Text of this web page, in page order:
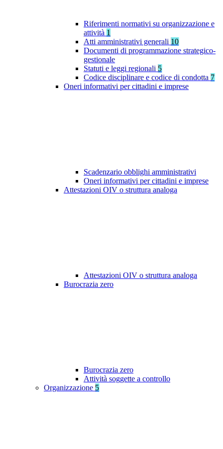
Riferimenti normativi su organizzazione e
attività 1
Atti amministrativi generali 10
Documenti di programmazione strategico-
gestionale
Statuti e leggi regionali 5
Codice disciplinare e codice di condotta 7
Oneri informativi per cittadini e imprese
Scadenzario obblighi amministrativi
Oneri informativi per cittadini e imprese
Attestazioni OIV o struttura analoga
Attestazioni OIV o struttura analoga
Burocrazia zero
Burocrazia zero
Attività soggette a controllo
Organizzazione 5